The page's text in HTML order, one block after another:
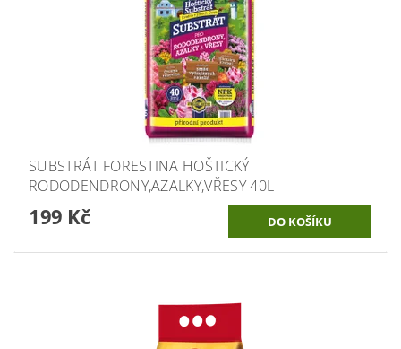
SUBSTRÁT FORESTINA HOŠTICKÝ
RODODENDRONY,AZALKY,VŘESY 40L
199 Kč